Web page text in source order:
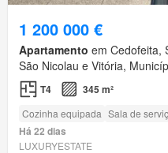
1 200 000 €
Apartamento em Cedofeita,
São Nicolau e Vitória,
T4 345 m²
Cozinha equipada Sala de
Há 22 dias
LUXURYESTATE